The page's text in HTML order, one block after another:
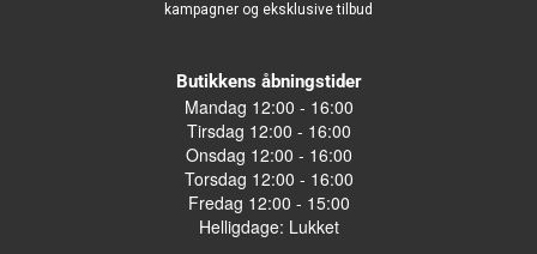
kampagner og eksklusive tilbud
Butikkens åbningstider
Mandag 12:00 - 16:00
Tirsdag 12:00 - 16:00
Onsdag 12:00 - 16:00
Torsdag 12:00 - 16:00
Fredag 12:00 - 15:00
Helligdage: Lukket